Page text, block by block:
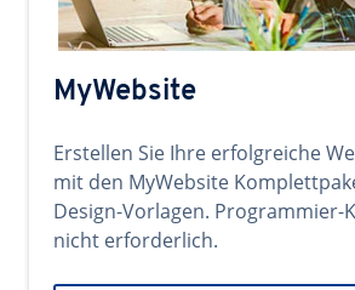
MyWebsite
Erstellen Sie Ihre erfolgreiche
mit den MyWebsite
Design-Vorlagen. Programmier-
nicht erforderlich.